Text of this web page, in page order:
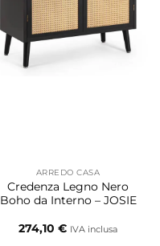
scelte
nella
pagina
ARREDO CASA
Credenza Legno Nero
Boho da Interno – JOSIE
274,10 € IVA inclusa